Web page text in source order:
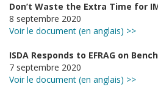
Don’t Waste the Extra Time for
8 septembre 2020
Voir le document (en anglais) >>
ISDA Responds to EFRAG on
7 septembre 2020
Voir le document (en anglais) >>